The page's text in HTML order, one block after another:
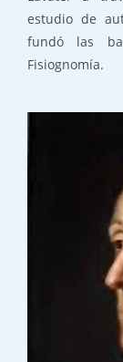
estudio de
fundó las
Fisiognomía.